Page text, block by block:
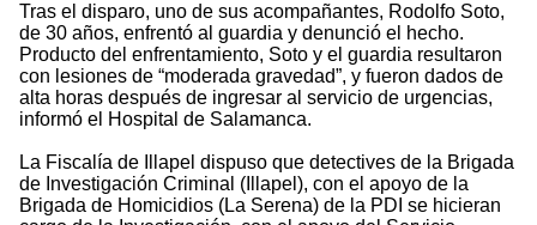
Tras el disparo, uno de sus acompañantes, Rodolfo Soto,
de 30 años, enfrentó al guardia y denunció el hecho.
Producto del enfrentamiento, Soto y el guardia resultaron
con lesiones de “moderada gravedad”, y fueron dados de
alta horas después de ingresar al servicio de urgencias,
informó el Hospital de Salamanca.
La Fiscalía de Illapel dispuso que detectives de la Brigada
de Investigación Criminal (Illapel), con el apoyo de la
Brigada de Homicidios (La Serena) de la PDI se hicieran